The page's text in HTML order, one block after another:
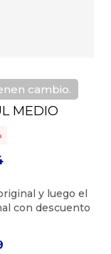
cambio.
MEDIO